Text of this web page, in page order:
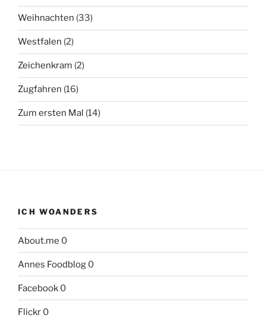
Weihnachten (33)
Westfalen (2)
Zeichenkram (2)
Zugfahren (16)
Zum ersten Mal (14)
ICH WOANDERS
About.me 0
Annes Foodblog 0
Facebook 0
Flickr 0